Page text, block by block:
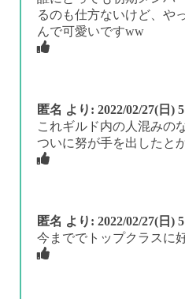
るのも仕方ないけど、や
んで可愛いですww
匿名 より: 2022/02/27(日)
これギルド内の人混み
ついに努が手を出したと
匿名 より: 2022/02/27(日)
今まででトップクラスに